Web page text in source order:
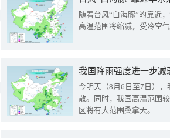
随着台风“白海豚”的靠近
高温范围将缩减，受冷空
今明天（8月6日至7日）
散。同时，我国高温范围
区将有大范围桑拿天。